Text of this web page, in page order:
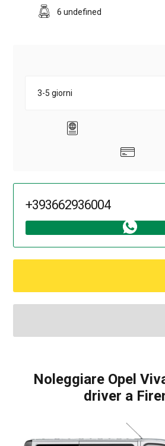
6 undefined
3-5 giorni
+393662936004
Noleggiare Opel
driver a